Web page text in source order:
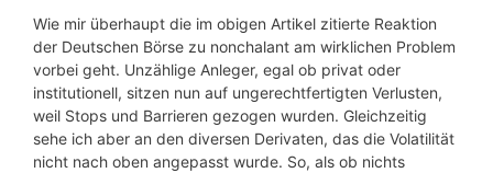
Wie mir überhaupt die im obigen Artikel zitierte Reaktion
der Deutschen Börse zu nonchalant am wirklichen Problem
vorbei geht. Unzählige Anleger, egal ob privat oder
institutionell, sitzen nun auf ungerechtfertigten Verlusten,
weil Stops und Barrieren gezogen wurden. Gleichzeitig
sehe ich aber an den diversen Derivaten, das die Volatilität
nicht nach oben angepasst wurde. So, als ob nichts